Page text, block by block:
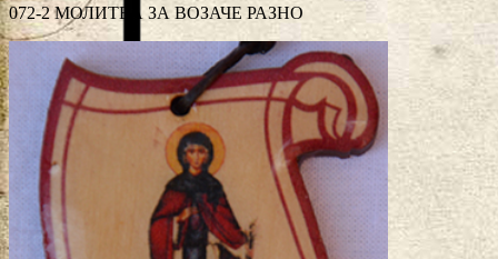
072-2 МОЛИТВА ЗА ВОЗАЧЕ РАЗНО